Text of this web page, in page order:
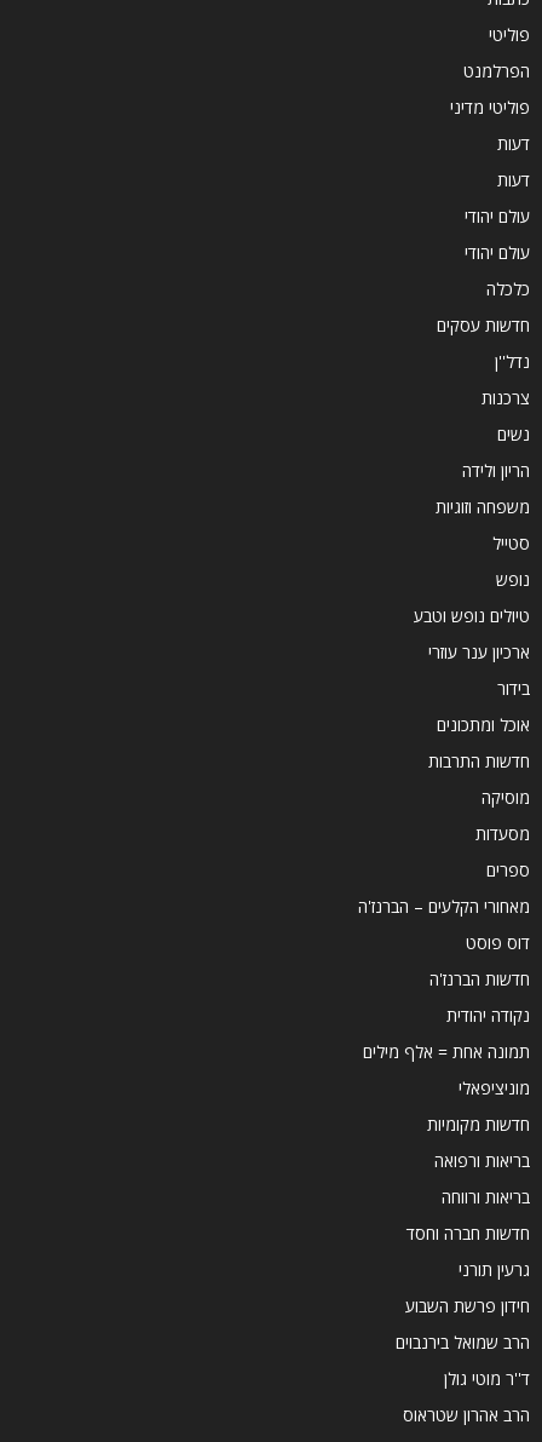
פוליטי
הפרלמנט
פוליטי מדיני
דעות
דעות
עולם יהודי
עולם יהודי
כלכלה
חדשות עסקים
נדל''ן
צרכנות
נשים
הריון ולידה
משפחה וזוגיות
סטייל
נופש
טיולים נופש וטבע
ארכיון ענר עוזרי
בידור
אוכל ומתכונים
חדשות התרבות
מוסיקה
מסעדות
ספרים
מאחורי הקלעים – הברנז'ה
דוס פוסט
חדשות הברנז'ה
נקודה יהודית
תמונה אחת = אלף מילים
מוניציפאלי
חדשות מקומיות
בריאות ורפואה
בריאות ורווחה
חדשות חברה וחסד
גרעין תורני
חידון פרשת השבוע
הרב שמואל בירנבוים
ד''ר מוטי גולן
הרב אהרון שטראוס